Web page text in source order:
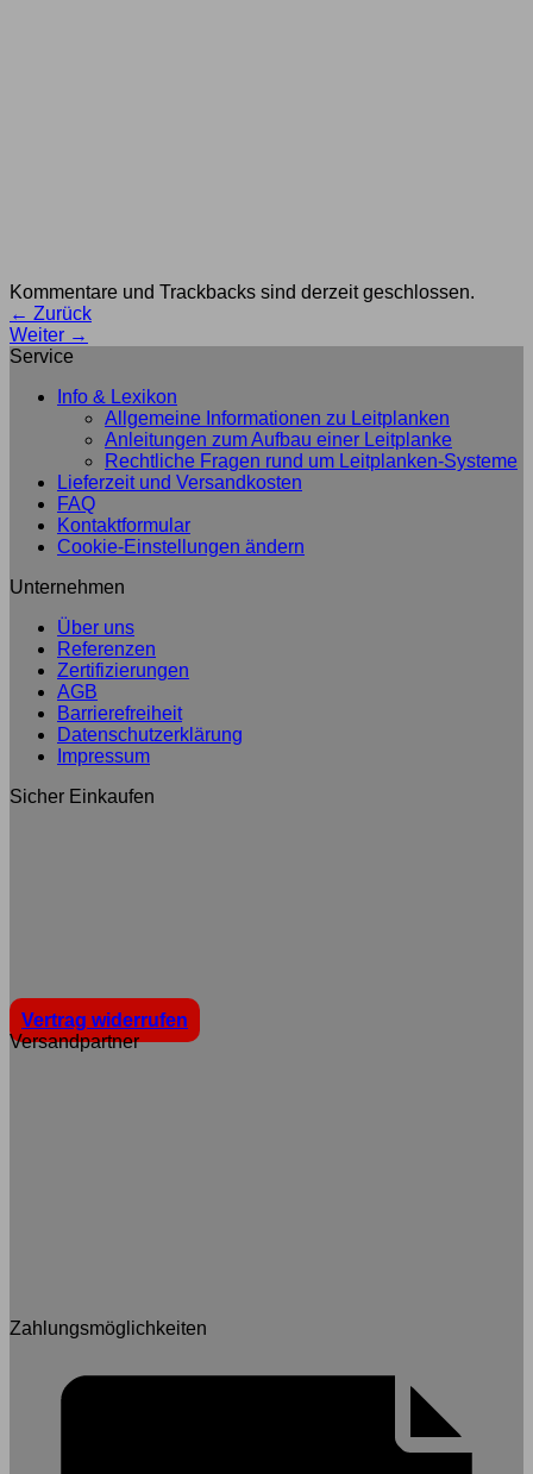
Kommentare und Trackbacks sind derzeit geschlossen.
← Zurück
Weiter →
Service
Info & Lexikon
Allgemeine Informationen zu Leitplanken
Anleitungen zum Aufbau einer Leitplanke
Rechtliche Fragen rund um Leitplanken-Systeme
Lieferzeit und Versandkosten
FAQ
Kontaktformular
Cookie-Einstellungen ändern
Unternehmen
Über uns
Referenzen
Zertifizierungen
AGB
Barrierefreiheit
Datenschutzerklärung
Impressum
Sicher Einkaufen
Vertrag widerrufen
Versandpartner
Zahlungsmöglichkeiten